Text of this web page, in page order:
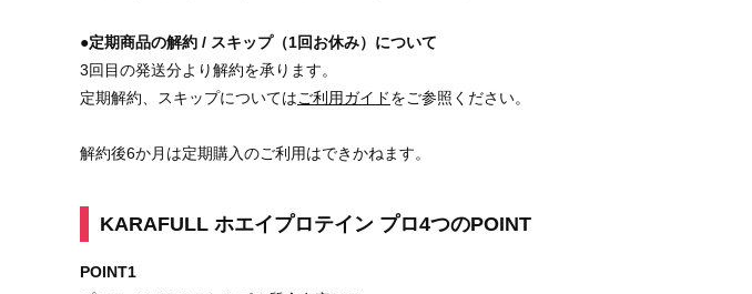
●定期商品の解約 / スキップ（1回お休み）について
3回目の発送分より解約を承ります。
定期解約、スキップについてはご利用ガイドをご参照ください。
解約後6か月は定期購入のご利用はできかねます。
KARAFULL ホエイプロテイン プロ4つのPOINT
POINT1